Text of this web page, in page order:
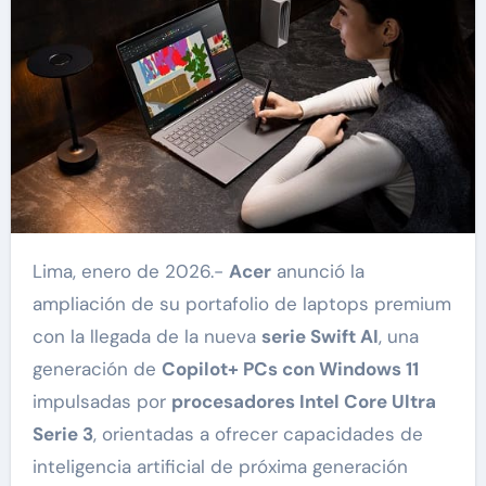
Lima, enero de 2026.- Aceranunció la
ampliación de su portafolio de laptops premium
con la llegada de la nueva serie Swift AI, una
generación de Copilot+ PCs con Windows 11
impulsadas por procesadores Intel Core Ultra
Serie 3, orientadas a ofrecer capacidades de
inteligencia artificial de próxima generación